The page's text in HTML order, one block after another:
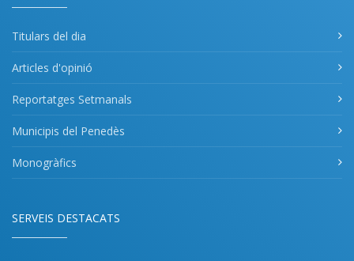
Titulars del dia
Articles d'opinió
Reportatges Setmanals
Municipis del Penedès
Monogràfics
SERVEIS DESTACATS